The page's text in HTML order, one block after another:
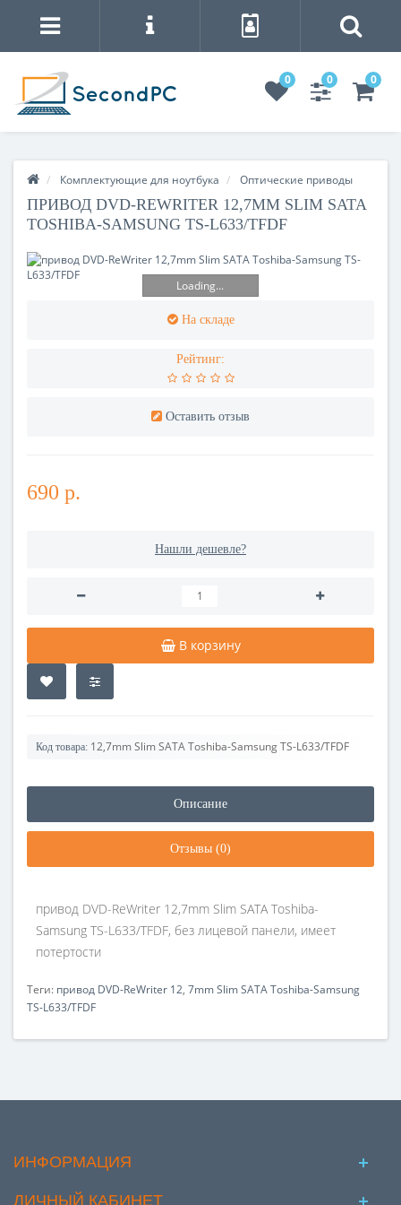
0 0 0
Комплектующие для ноутбука Оптические приводы
ПРИВОД DVD-REWRITER 12,7MM SLIM SATA
TOSHIBA-SAMSUNG TS-L633/TFDF
Loading...
На складе
Рейтинг:
Оставить отзыв
690 р.
Нашли дешевле?
В корзину
Код товара: 12,7mm Slim SATA Toshiba-Samsung TS-L633/TFDF
Описание
Отзывы (0)
привод DVD-ReWriter 12,7mm Slim SATA Toshiba-
Samsung TS-L633/TFDF, без лицевой панели, имеет
потертости
Теги: привод DVD-ReWriter 12, 7mm Slim SATA Toshiba-Samsung
TS-L633/TFDF
ИНФОРМАЦИЯ
ЛИЧНЫЙ КАБИНЕТ